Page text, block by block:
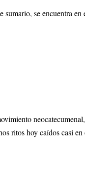
se encuentra
ritos hoy caídos casi